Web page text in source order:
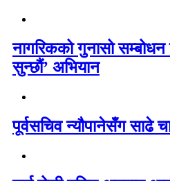
नागरिकको गुनासो सम्बोधन
सुन्छौं’ अभियान
पूर्वसचिव न्यौपानेसँग साढे